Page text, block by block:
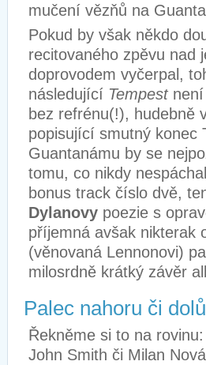
mučení vězňů na
Pokud by však někdo
recitovaného zpěvu nad
doprovodem vyčerpal,
následující Tempest
bez refrénu(!), hudebně
popisující smutný konec
Guantanámu by se
tomu, co nikdy
bonus track číslo dvě,
Dylanovy poezie s
příjemná avšak nikterak
(věnovaná Lennonovi)
milosrdně krátký závěr
Palec nahoru či
Řekněme si to na
John Smith či Milan